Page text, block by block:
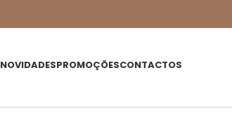
NOVIDADESPROMOÇÕESCONTACTOS